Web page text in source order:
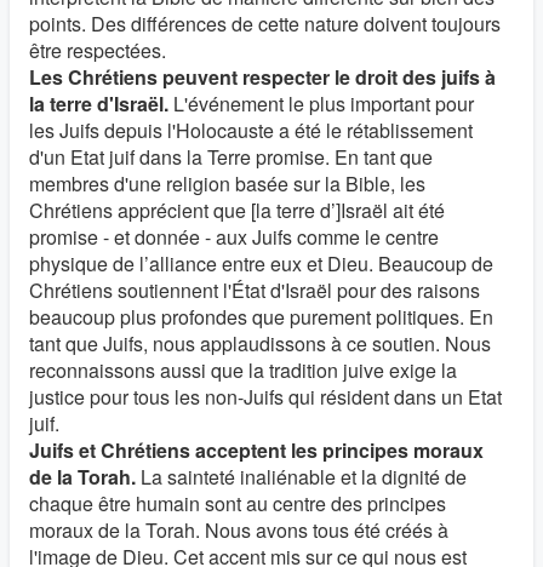
points. Des différences de cette nature doivent toujours
être respectées.
Les Chrétiens peuvent respecter le droit des juifs à
la terre d'Israël. L'événement le plus important pour
les Juifs depuis l'Holocauste a été le rétablissement
d'un Etat juif dans la Terre promise. En tant que
membres d'une religion basée sur la Bible, les
Chrétiens apprécient que [la terre d’]Israël ait été
promise - et donnée - aux Juifs comme le centre
physique de l’alliance entre eux et Dieu. Beaucoup de
Chrétiens soutiennent l'État d'Israël pour des raisons
beaucoup plus profondes que purement politiques. En
tant que Juifs, nous applaudissons à ce soutien. Nous
reconnaissons aussi que la tradition juive exige la
justice pour tous les non-Juifs qui résident dans un Etat
juif.
Juifs et Chrétiens acceptent les principes moraux
de la Torah. La sainteté inaliénable et la dignité de
chaque être humain sont au centre des principes
moraux de la Torah. Nous avons tous été créés à
l'image de Dieu. Cet accent mis sur ce qui nous est